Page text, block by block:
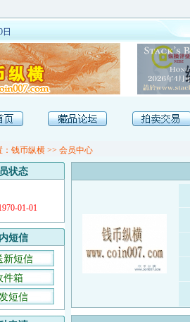
日
钱币纵横 >> 会员中心
状态
01-01
短信
新短信
件箱
短信